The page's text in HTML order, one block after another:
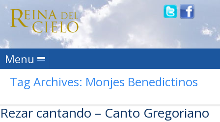
Menu Skip to content
Tag Archives: Monjes Benedictinos
Rezar cantando – Canto Gregoriano